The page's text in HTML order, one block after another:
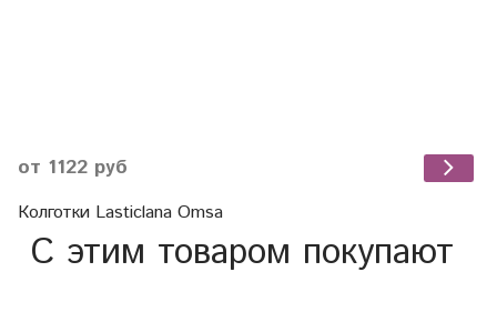
от 1122 руб
Колготки Lasticlana Omsa
С этим товаром покупают